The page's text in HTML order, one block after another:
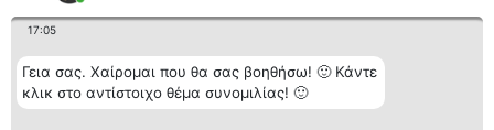
17:05
Γεια σας. Χαίρομαι που θα σας βοηθήσω! 🙂 Κάντε
κλικ στο αντίστοιχο θέμα συνομιλίας! 🙂